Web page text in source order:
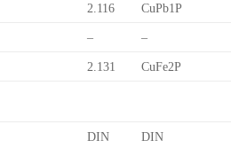
2.116 CuPb1P
– –
2.131 CuFe2P
DIN DIN